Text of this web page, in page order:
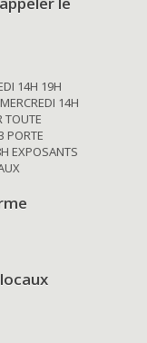
14H 19H
14H
TOUTE
PORTE
EXPOSANTS